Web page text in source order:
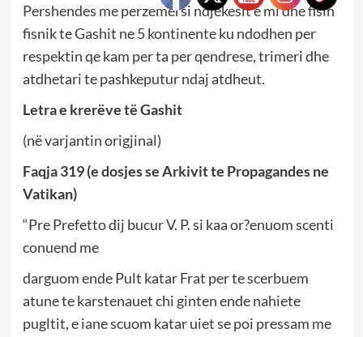
Pershendes me perzemersi ndjekesit e mi dhe fisin
fisnik te Gashit ne 5 kontinente ku ndodhen per
respektin qe kam per ta per qendrese, trimeri dhe
atdhetari te pashkeputur ndaj atdheut.
Letra e krerëve të Gashit
(në varjantin origjinal)
Faqja 319 (e dosjes se Arkivit te Propagandes ne
Vatikan)
“Pre Prefetto dij bucur V. P. si kaa or?enuom scenti
conuend me
darguom ende Pult katar Frat per te scerbuem
atune te karstenauet chi ginten ende nahiete
pugltit, e iane scuom katar uiet se poi pressam me